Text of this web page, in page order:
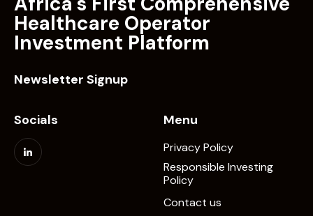
Healthcare Operator
Investment Platform
Newsletter Signup
Socials Menu
Privacy Policy
Responsible Investing
Policy
Contact us